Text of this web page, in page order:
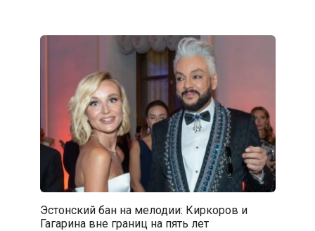
Эстонский бан на мелодии: Киркоров и
Гагарина вне границ на пять лет